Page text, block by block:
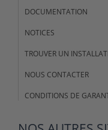
DOCUMENTATION
NOTICES
TROUVER UN
NOUS CONTACTER
CONDITIONS DE